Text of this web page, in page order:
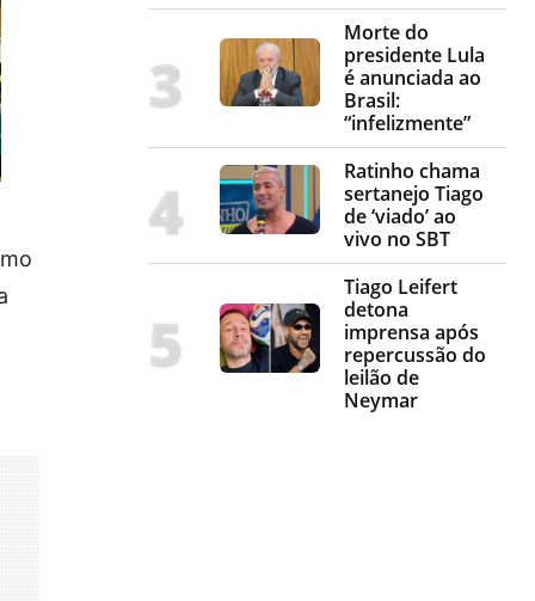
Morte do
presidente Lula
é anunciada ao
Brasil:
“infelizmente”
Ratinho chama
sertanejo Tiago
de ‘viado’ ao
vivo no SBT
Tiago Leifert
detona
imprensa após
repercussão do
leilão de
Neymar